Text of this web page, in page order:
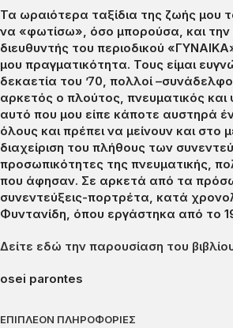
Τα ωραιότερα ταξίδια της ζωής μου
να «φωτίσω», όσο μπορούσα, και την
διευθυντής του περιοδικού
μου πραγματικότητα. Τους είμαι
δεκαετία του ’70, πολλοί
αρκετός ο πλούτος, πνευματικός και
αυτό που μου είπε κάποτε αυστηρά
όλους και πρέπει να μείνουν και στο
διαχείριση του πλήθους των
προσωπικότητες της πνευματικής,
που άφησαν. Σε αρκετά από τα
συνεντεύξεις-πορτρέτα, κατά
Φυντανίδη, όπου εργάστηκα από το
Δείτε εδώ την παρουσίαση του
osei parontes
ΕΠΙΠΛΈΟΝ ΠΛΗΡΟΦΟΡΊΕΣ